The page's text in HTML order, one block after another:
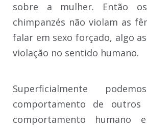
sobre a mulher. Então
chimpanzés não violam as
falar em sexo forçado, algo
violação no sentido humano.
Superficialmente
comportamento de
comportamento humano